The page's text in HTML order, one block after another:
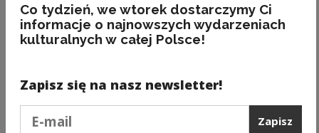
Zobacz również
Co tydzień, we wtorek dostarczymy Ci
informacje o najnowszych wydarzeniach
kulturalnych w całej Polsce!
Zapisz się na nasz newsletter!
Zapisz